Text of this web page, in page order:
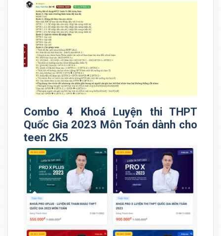
Combo 4 Khoá Luyện thi THPT
Quốc Gia 2023 Môn Toán dành cho
teen 2K5